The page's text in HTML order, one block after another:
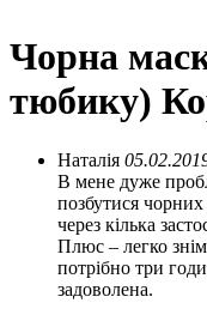
Чорна
тюбику)
Наталія
В мене дуже
позбутися
через кілька
Плюс – легко
потрібно три
задоволена.